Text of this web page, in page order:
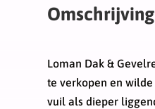
Omschrijving
Loman Dak &
te verkopen en
vuil als dieper